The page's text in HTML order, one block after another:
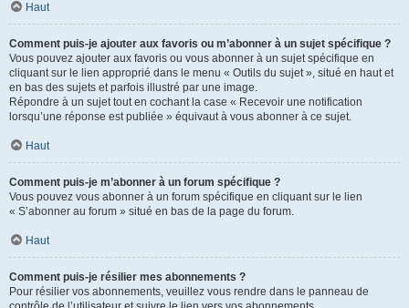
Haut
Comment puis-je ajouter aux favoris ou m’abonner à un sujet spécifique ?
Vous pouvez ajouter aux favoris ou vous abonner à un sujet spécifique en
cliquant sur le lien approprié dans le menu « Outils du sujet », situé en haut et
en bas des sujets et parfois illustré par une image.
Répondre à un sujet tout en cochant la case « Recevoir une notification
lorsqu’une réponse est publiée » équivaut à vous abonner à ce sujet.
Haut
Comment puis-je m’abonner à un forum spécifique ?
Vous pouvez vous abonner à un forum spécifique en cliquant sur le lien
« S’abonner au forum » situé en bas de la page du forum.
Haut
Comment puis-je résilier mes abonnements ?
Pour résilier vos abonnements, veuillez vous rendre dans le panneau de